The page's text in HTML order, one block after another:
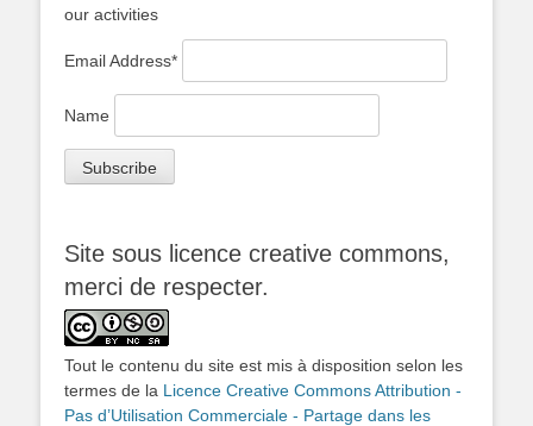
our activities
Email Address*
Name
Site sous licence creative commons,
merci de respecter.
Tout le contenu du site est mis à disposition selon les
termes de la Licence Creative Commons Attribution -
Pas d’Utilisation Commerciale - Partage dans les